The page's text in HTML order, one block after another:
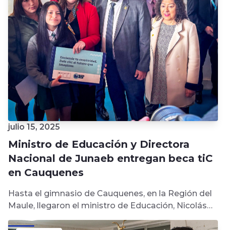
julio 15, 2025
Ministro de Educación y Directora
Nacional de Junaeb entregan beca tiC
en Cauquenes
Hasta el gimnasio de Cauquenes, en la Región del
Maule, llegaron el ministro de Educación, Nicolás
Cataldo Astorga, y la...